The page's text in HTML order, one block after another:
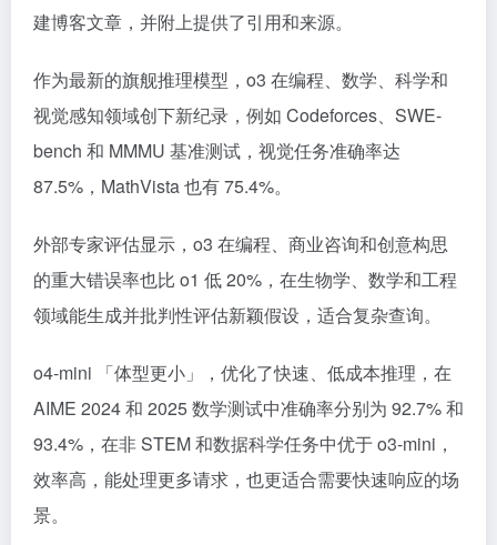
建博客文章，并附上提供了引用和来源。
作为最新的旗舰推理模型，o3 在编程、数学、科学和
视觉感知领域创下新纪录，例如 Codeforces、SWE-
bench 和 MMMU 基准测试，视觉任务准确率达
87.5%，MathVista 也有 75.4%。
外部专家评估显示，o3 在编程、商业咨询和创意构思
的重大错误率也比 o1 低 20%，在生物学、数学和工程
领域能生成并批判性评估新颖假设，适合复杂查询。
o4-mini 「体型更小」，优化了快速、低成本推理，在
AIME 2024 和 2025 数学测试中准确率分别为 92.7% 和
93.4%，在非 STEM 和数据科学任务中优于 o3-mini，
效率高，能处理更多请求，也更适合需要快速响应的场
景。